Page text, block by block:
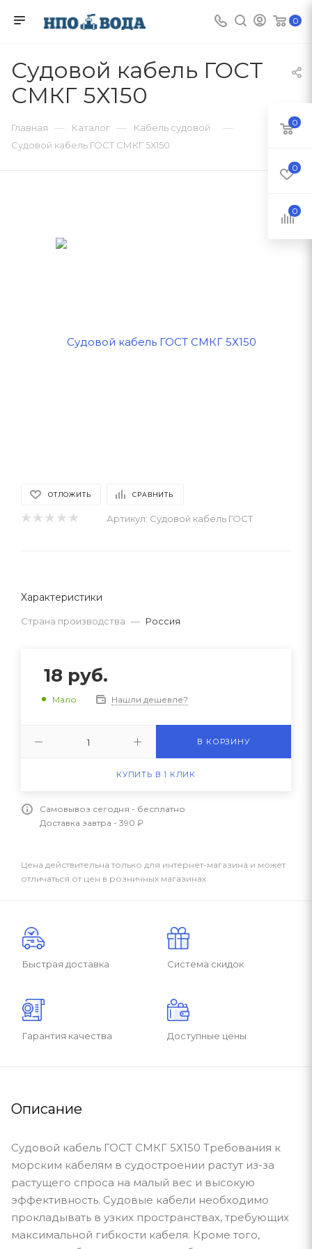
0
Судовой кабель ГОСТ
СМКГ 5Х150
Главная — Каталог — Кабель судовой —
Судовой кабель ГОСТ СМКГ 5Х150
ОТЛОЖИТЬ СРАВНИТЬ
Артикул: Судовой кабель ГОСТ
Характеристики
Страна производства — Россия
18 руб.
Мало Нашли дешевле?
В КОРЗИНУ
КУПИТЬ В 1 КЛИК
Самовывоз сегодня - бесплатно
Доставка завтра - 390 ₽
Цена действительна только для интернет-магазина и может
отличаться от цен в розничных магазинах
Быстрая доставка Система скидок
Гарантия качества Доступные цены
Описание
Судовой кабель ГОСТ СМКГ 5Х150 Требования к
морским кабелям в судостроении растут из-за
растущего спроса на малый вес и высокую
эффективность. Судовые кабели необходимо
прокладывать в узких пространствах, требующих
максимальной гибкости кабеля. Кроме того,
0
0
0